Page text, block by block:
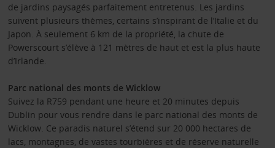
de jardins paysagés parfaitement entretenus. Les jardins
suivent plusieurs thèmes, certains s’inspirant de l’Italie et du
Japon. À seulement 6 km de la propriété, la chute de
Powerscourt s’élève à 121 mètres de haut et est la plus haute
d’Irlande.
Parc national des monts de Wicklow
Suivez la R759 pendant une heure et 20 minutes depuis
Dublin pour vous rendre dans le parc national des monts de
Wicklow. Ce paradis naturel s’étend sur 20 000 hectares de
lacs, montagnes, de vastes tourbières et de réserve naturelle